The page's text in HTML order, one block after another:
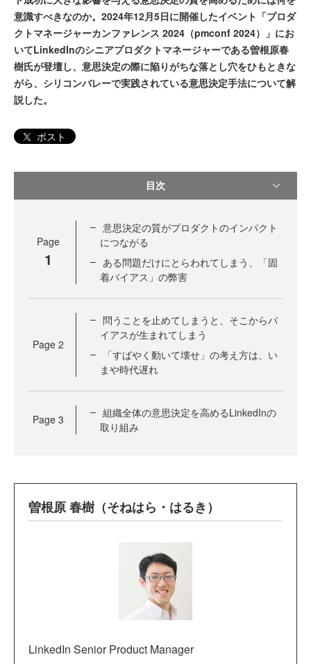
意識すべきなのか。2024年12月5日に開催したイベント「プロダ
クトマネージャーカンファレンス 2024（pmconf 2024）」にお
いてLinkedInのシニアプロダクトマネージャーである曽根原春
樹氏が登壇し、意思決定の際に陥りがちな落とし穴をひもときな
がら、シリコンバレーで実践されている意思決定手法について解
説した。
ポスト
目次
Page
1
意思決定の質がプロダクトのインパクト
につながる
ある問題だけにとらわれてしまう、「固
着バイアス」の弊害
Page 2
問うことを止めてしまうと、そこからバ
イアスが生まれてしまう
「すばやく動いて壊せ」の考え方は、い
まや時代遅れ
Page 3
組織全体の意思決定を高めるLinkedInの
取り組み
曽根原 春樹（そねはら・はるき）
LinkedIn Senior Product Manager